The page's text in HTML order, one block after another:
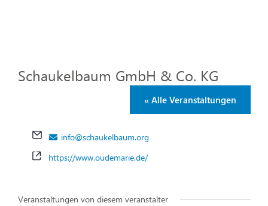
Schaukelbaum GmbH & Co. KG
« Alle Veranstaltungen
Emailinfo@schaukelbaum.org
Webseite
https://www.oudemarie.de/
Veranstaltungen von diesem veranstalter